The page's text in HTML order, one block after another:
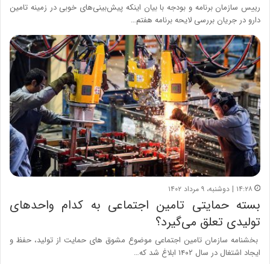
رییس سازمان برنامه و بودجه با بیان اینکه پیش‌بینی‌های خوبی در زمینه تامین
دارو در جریان بررسی لایحه برنامه هفتم…
۱۴:۲۸ | دوشنبه، ۹ مرداد ۱۴۰۲
بسته حمایتی تامین اجتماعی به کدام واحدهای
تولیدی تعلق می‌گیرد؟
بخشنامه سازمان تامین اجتماعی موضوع مشوق های حمایت از تولید، حفظ و
ایجاد اشتغال در سال ۱۴۰۲ ابلاغ شد که…